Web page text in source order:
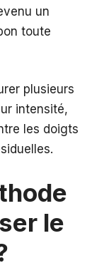
un
toute
plusieurs
intensité,
les doigts
le